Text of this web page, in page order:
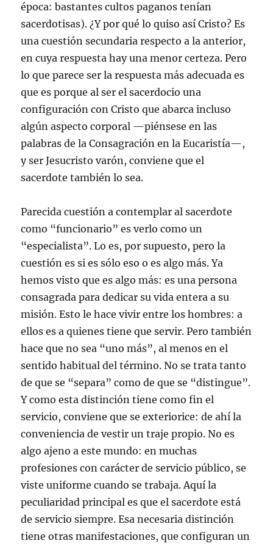
época: bastantes cultos paganos tenían
sacerdotisas). ¿Y por qué lo quiso así Cristo? Es
una cuestión secundaria respecto a la anterior,
en cuya respuesta hay una menor certeza. Pero
lo que parece ser la respuesta más adecuada es
que es porque al ser el sacerdocio una
configuración con Cristo que abarca incluso
algún aspecto corporal —piénsese en las
palabras de la Consagración en la Eucaristía—,
y ser Jesucristo varón, conviene que el
sacerdote también lo sea.
Parecida cuestión a contemplar al sacerdote
como “funcionario” es verlo como un
“especialista”. Lo es, por supuesto, pero la
cuestión es si es sólo eso o es algo más. Ya
hemos visto que es algo más: es una persona
consagrada para dedicar su vida entera a su
misión. Esto le hace vivir entre los hombres: a
ellos es a quienes tiene que servir. Pero también
hace que no sea “uno más”, al menos en el
sentido habitual del término. No se trata tanto
de que se “separa” como de que se “distingue”.
Y como esta distinción tiene como fin el
servicio, conviene que se exteriorice: de ahí la
conveniencia de vestir un traje propio. No es
algo ajeno a este mundo: en muchas
profesiones con carácter de servicio público, se
viste uniforme cuando se trabaja. Aquí la
peculiaridad principal es que el sacerdote está
de servicio siempre. Esa necesaria distinción
tiene otras manifestaciones, que configuran un